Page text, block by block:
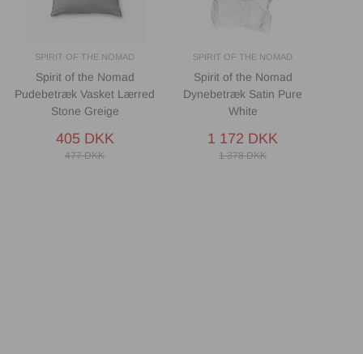
SPIRIT OF THE NOMAD
Spirit of the Nomad
Pudebetræk Vasket Lærred
Stone Greige
405 DKK
477 DKK
SPIRIT OF THE NOMAD
Spirit of the Nomad
Dynebetræk Satin Pure
White
1 172 DKK
1 378 DKK